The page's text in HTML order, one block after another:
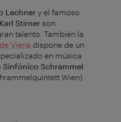
Lechner y el famoso
Karl Stirner son
talento. También la
Viena dispone de un
en música
Sinfónico Schrammel
Wien).